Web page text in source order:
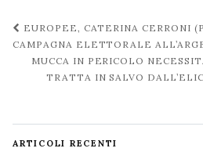
Navigazione
post
EUROPEE, CATERINA CERRONI
CAMPAGNA ELETTORALE
MUCCA IN PERICOLO
TRATTA IN SALVO
ARTICOLI RECENTI